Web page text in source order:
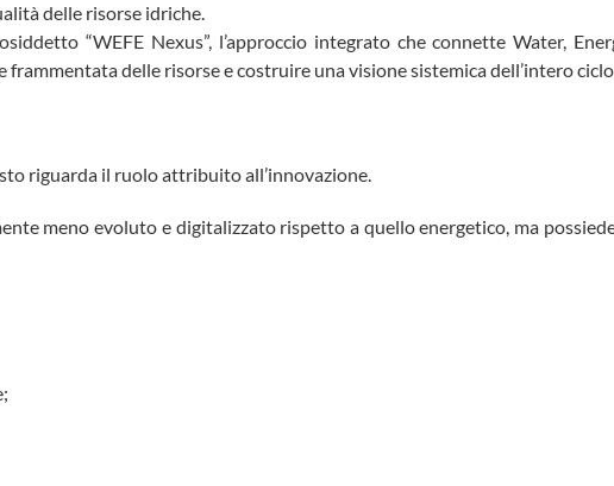
delle risorse idriche.
“WEFE Nexus”, l’approccio integrato che connette Water,
frammentata delle risorse e costruire una visione sistemica dell’intero
riguarda il ruolo attribuito all’innovazione.
meno evoluto e digitalizzato rispetto a quello energetico, ma